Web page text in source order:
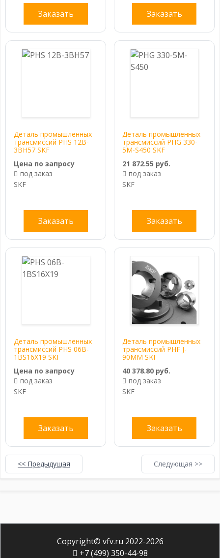
Заказать Заказать
Деталь промышленных
трансмиссий PHS 12B-
3BH57 SKF
Цена по запросу
под заказ
SKF
Заказать
Деталь промышленных
трансмиссий PHG 330-
5M-S450 SKF
21 872.55 руб.
под заказ
SKF
Заказать
Деталь промышленных
трансмиссий PHS 06B-
1BS16X19 SKF
Цена по запросу
под заказ
SKF
Заказать
Деталь промышленных
трансмиссий PHF J-
90MM SKF
40 378.80 руб.
под заказ
SKF
Заказать
<< Предыдущая Следующая >>
Copyright© vfv.ru 2022-2026
+7 (499) 350-44-98